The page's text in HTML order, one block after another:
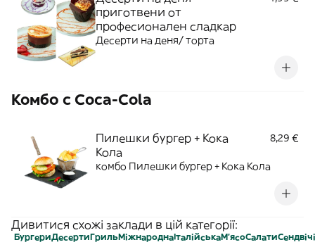
приготвени от
професионален сладкар
Десерти на деня/ торта
Koмбо с Coca-Cola
Пилешки бургер + Кока
Кола
8,29 €
комбо Пилешки бургер + Кока Кола
Дивитися схожі заклади в цій категорії:
БургериДесертиГрильМіжнароднаІталійськаМ'ясоСалатиСендвічі